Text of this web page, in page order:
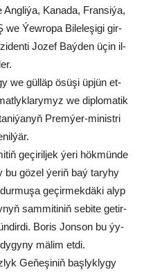
Ka­na­da, Fran­si­ýa,
we Ýew­ro­pa Bi­le­le­şi­gi gir­
Jo­zef Baý­den üçin il­
we gül­läp ösü­şi üp­jün et­
we dip­lo­ma­tik
Prem­ýer-mi­nist­ri
ge­çi­ril­jek ýe­ri hök­mün­de
bu gö­zel ýe­riň baý ta­ry­hy
ge­çir­mek­dä­ki alyp
sam­mi­ti­niň se­bi­te ge­tir­
Bo­ris Jon­son bu ýy­
mä­lim et­di.
Ge­ňe­şi­niň baş­lyk­ly­gy